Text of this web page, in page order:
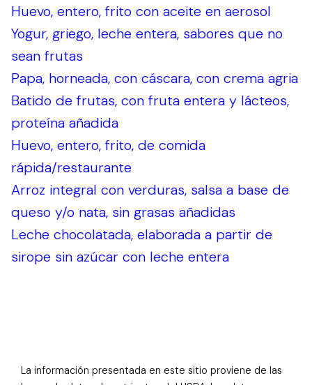
Huevo, entero, frito con aceite en aerosol
Yogur, griego, leche entera, sabores que no
sean frutas
Papa, horneada, con cáscara, con crema agria
Batido de frutas, con fruta entera y lácteos,
proteína añadida
Huevo, entero, frito, de comida
rápida/restaurante
Arroz integral con verduras, salsa a base de
queso y/o nata, sin grasas añadidas
Leche chocolatada, elaborada a partir de
sirope sin azúcar con leche entera
La información presentada en este sitio proviene de las